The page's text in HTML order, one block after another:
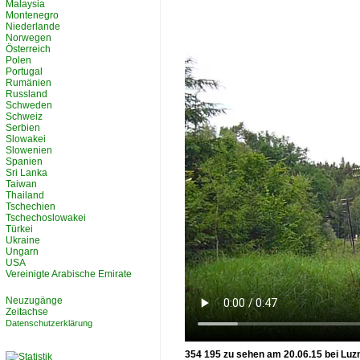
354 195 zu sehen am 20.06.15 bei
Malaysia
Montenegro
Niederlande
Norwegen
Österreich
Polen
Portugal
Rumänien
Russland
Schweden
Schweiz
Serbien
Slowakei
Slowenien
Spanien
Sri Lanka
Taiwan
Thailand
Tschechien
Tschechoslowakei
Türkei
Ukraine
Ungarn
USA
Vereinigte Arabische Emirate
Neuzugänge
Zeitachse
Datenschutzerklärung